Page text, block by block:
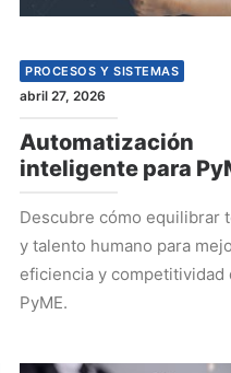
PROCESOS Y SISTEMAS
abril 27, 2026
Automatización
inteligente para
Descubre cómo equilibrar
y talento humano para
eficiencia y competitividad
PyME.